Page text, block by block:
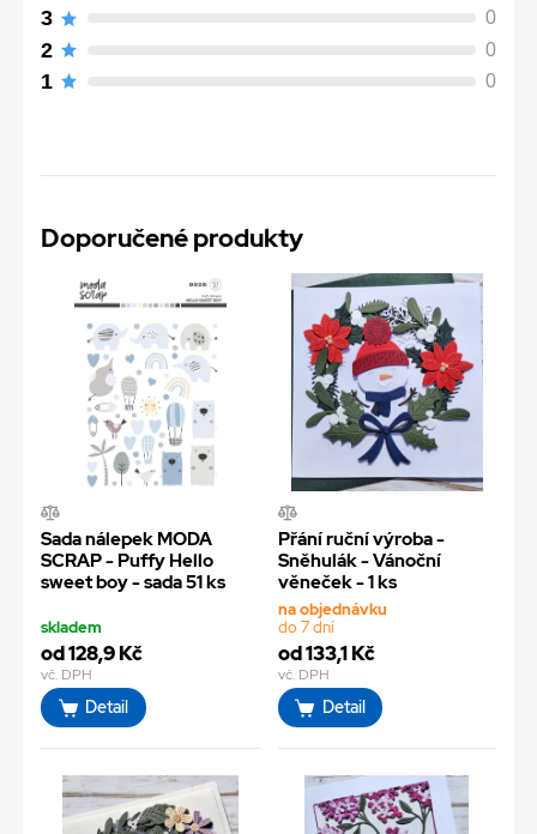
3 0
2 0
1 0
Doporučené produkty
Sada nálepek MODA
SCRAP - Puffy Hello
sweet boy - sada 51 ks
skladem
od 128,9 Kč
vč. DPH
Detail
Přání ruční výroba -
Sněhulák - Vánoční
věneček - 1 ks
na objednávku
do 7 dní
od 133,1 Kč
vč. DPH
Detail